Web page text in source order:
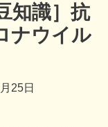
知識］抗
ナウイル
25日